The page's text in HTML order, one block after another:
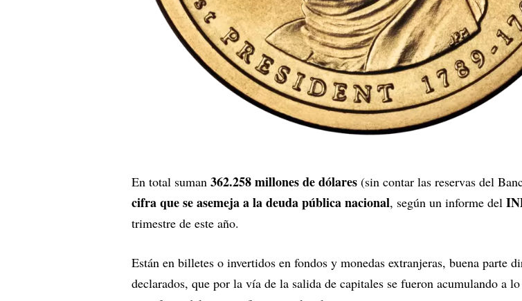
En total suman 362.258 millones de dólares (sin contar las reservas del
cifra que se asemeja a la deuda pública nacional, según un informe del
trimestre de este año.
Están en billetes o invertidos en fondos y monedas extranjeras, buena parte
declarados, que por la vía de la salida de capitales se fueron acumulando a